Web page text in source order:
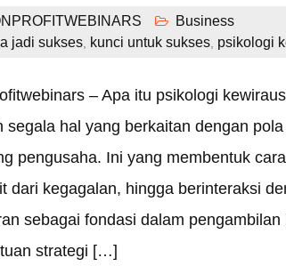
Business
jadi sukses kunci untuk sukses psikologi
– Apa itu psikologi
segala hal yang berkaitan dengan
pengusaha. Ini yang membentuk
dari kegagalan, hingga berinteraksi
sebagai fondasi dalam
strategi […]